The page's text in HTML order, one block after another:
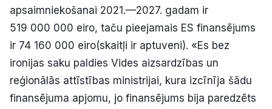
apsaimniekošanai 2021.—2027. gadam ir
519 000 000 eiro, taču pieejamais ES finansējums
ir 74 160 000 eiro(skaitļi ir aptuveni). «Es bez
ironijas saku paldies Vides aizsardzības un
reģionālās attīstības ministrijai, kura izcīnīja šādu
finansējuma apjomu, jo finansējums bija paredzēts